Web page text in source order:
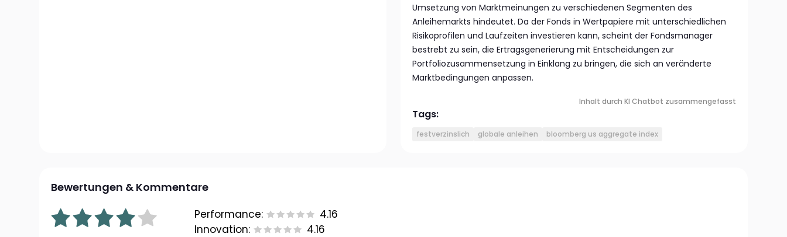
Umsetzung von Marktmeinungen zu verschiedenen Segmenten des
Anleihemarkts hindeutet. Da der Fonds in Wertpapiere mit unterschiedlichen
Risikoprofilen und Laufzeiten investieren kann, scheint der Fondsmanager
bestrebt zu sein, die Ertragsgenerierung mit Entscheidungen zur
Portfoliozusammensetzung in Einklang zu bringen, die sich an veränderte
Marktbedingungen anpassen.
Inhalt durch KI Chatbot zusammengefasst
Tags:
festverzinslich globale anleihen bloomberg us aggregate index
Bewertungen & Kommentare
Performance:
4.16
Innovation:
4.16